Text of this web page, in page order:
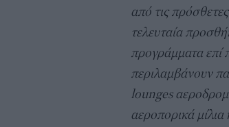
από τις
τελευταία
προγράμματα
περιλαμβάνουν
lounges
αεροπορικά